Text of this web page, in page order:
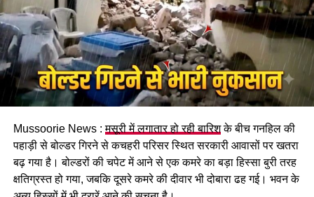
पढ़े धामी कैबिनेट के प्रमुख फैसले
GST संशोधित अध्यादेश को मंजूरी।
नैनीताल हाईकोर्ट के लिए हल्द्वानी गौलापार में 30 हेक्टेयर जमीन
देने का फैसला।
Mussoorie News :मसूरी में लगातार हो रही बारिशके बीच गनहिल की
पहाड़ी से बोल्डर गिरने से कचहरी परिसर स्थित सरकारी आवासों पर खतरा
बढ़ गया है। बोल्डरों की चपेट में आने से एक कमरे का बड़ा हिस्सा बुरी तरह
क्षतिग्रस्त हो गया, जबकि दूसरे कमरे की दीवार भी दोबारा ढह गई। भवन के